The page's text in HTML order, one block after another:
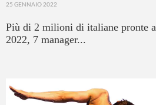
25 GENNAIO 2022
Più di 2 milioni di italiane pronte
2022, 7 manager...